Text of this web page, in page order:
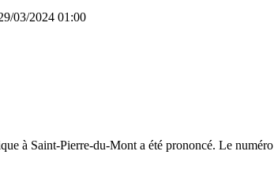
03/2024 01:00
à Saint-Pierre-du-Mont a été prononcé. Le